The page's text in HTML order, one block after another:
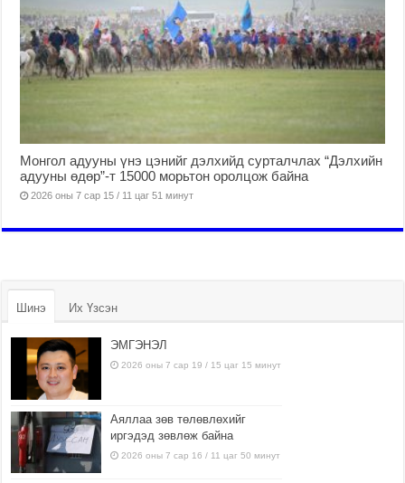
Монгол адууны үнэ цэнийг дэлхийд сурталчлах “Дэлхийн
адууны өдөр”-т 15000 морьтон оролцож байна
2026 оны 7 сар 15 / 11 цаг 51 минут
Шинэ Их Үзсэн
ЭМГЭНЭЛ
2026 оны 7 сар 19 / 15 цаг 15 минут
Аяллаа зөв төлөвлөхийг
иргэдэд зөвлөж байна
2026 оны 7 сар 16 / 11 цаг 50 минут